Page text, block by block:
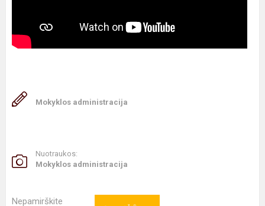
Mokyklos administracija
Nuotraukos:
Mokyklos administracija
Nepamirškite